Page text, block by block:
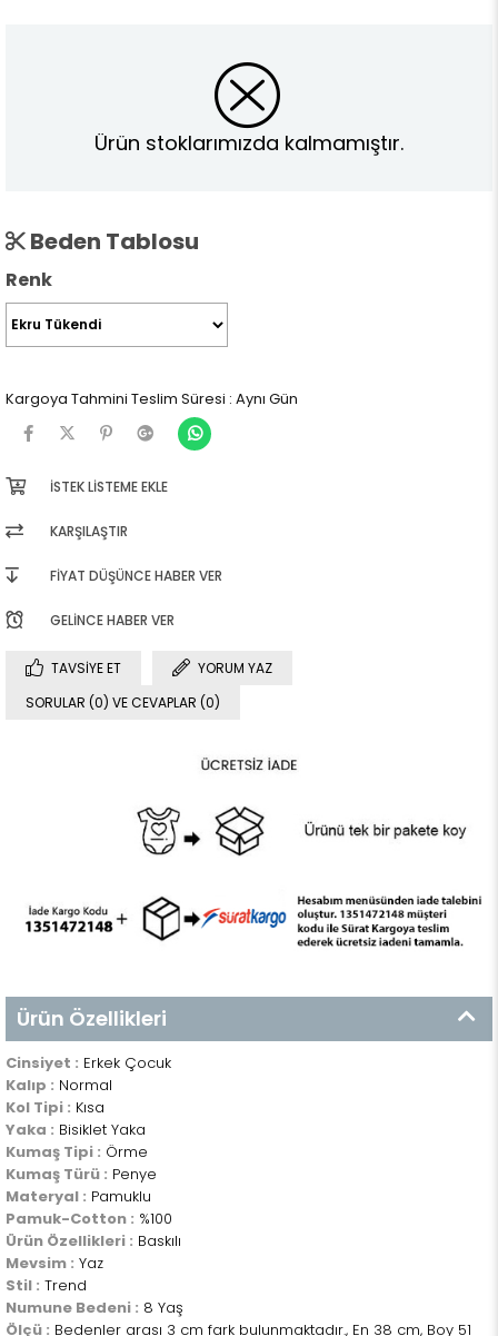
Ürün stoklarımızda kalmamıştır.
Beden Tablosu
Renk
Kargoya Tahmini Teslim Süresi : Aynı Gün
İSTEK LISTEME EKLE
KARŞILAŞTIR
FIYAT DÜŞÜNCE HABER VER
GELINCE HABER VER
TAVSIYE ET
YORUM YAZ
SORULAR (0) VE CEVAPLAR (0)
Ürün Özellikleri
Cinsiyet : Erkek Çocuk
Kalıp : Normal
Kol Tipi : Kısa
Yaka : Bisiklet Yaka
Kumaş Tipi : Örme
Kumaş Türü : Penye
Materyal : Pamuklu
Pamuk-Cotton : %100
Ürün Özellikleri : Baskılı
Mevsim : Yaz
Stil : Trend
Numune Bedeni : 8 Yaş
Ölçü : Bedenler arası 3 cm fark bulunmaktadır., En 38 cm, Boy 51